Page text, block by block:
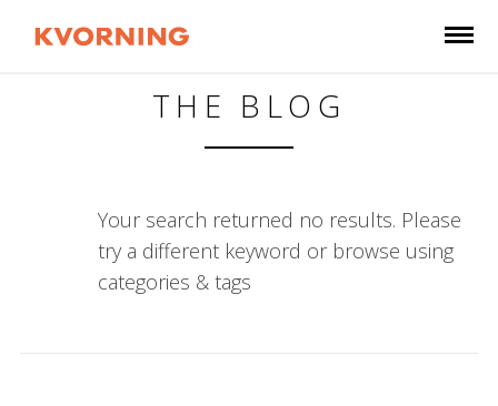
THE BLOG
Your search returned no results. Please
try a different keyword or browse using
categories & tags